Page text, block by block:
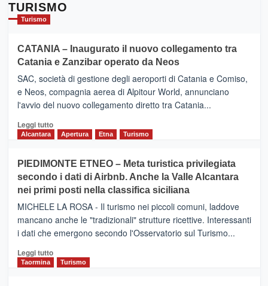
TURISMO
Turismo
CATANIA – Inaugurato il nuovo collegamento tra
Catania e Zanzibar operato da Neos
SAC, società di gestione degli aeroporti di Catania e Comiso,
e Neos, compagnia aerea di Alpitour World, annunciano
l'avvio del nuovo collegamento diretto tra Catania...
Leggi tuttoLeggi
CATANIA
–
Inaugurato
il
nuovo
collegamento
tra
e
Zanzibar
Alcantara Apertura Etna Turismo
PIEDIMONTE ETNEO – Meta turistica privilegiata
secondo i dati di Airbnb. Anche la Valle Alcantara
nei primi posti nella classifica siciliana
MICHELE LA ROSA - Il turismo nei piccoli comuni, laddove
mancano anche le "tradizionali" strutture ricettive. Interessanti
i dati che emergono secondo l'Osservatorio sul Turismo...
Leggi tuttoLeggi
Taormina Turismo